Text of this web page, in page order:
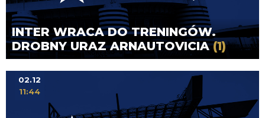
INTER WRACA DO TRENINGÓW.
DROBNY URAZ ARNAUTOVICIA(1)
02.12
11:44